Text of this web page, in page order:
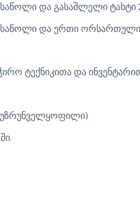
და გასაშლელი ტახტი 2
და ერთი
ტექნიკითა და
უზრუნველყოფილი)